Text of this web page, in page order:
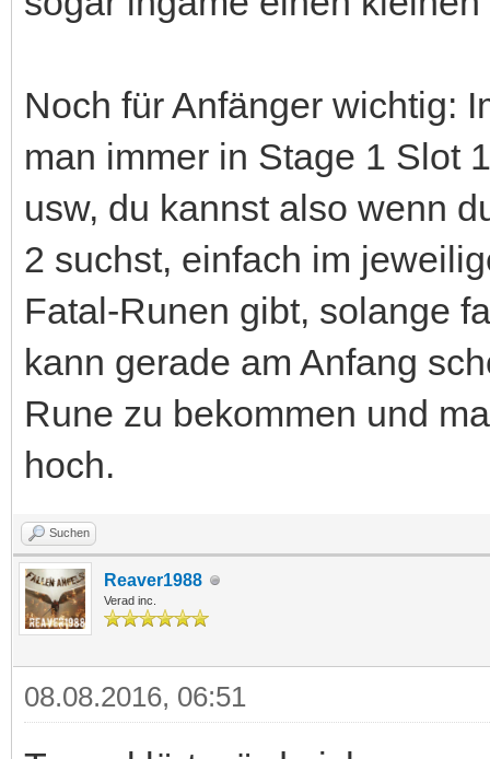
Noch für Anfänger wichtig:
man immer in Stage 1 Slot
usw, du kannst also wenn
2 suchst, einfach im
Fatal-Runen gibt, solange
kann gerade am Anfang
Rune zu bekommen und
hoch.
Suchen
Reaver1988
Verad inc.
08.08.2016, 06:51